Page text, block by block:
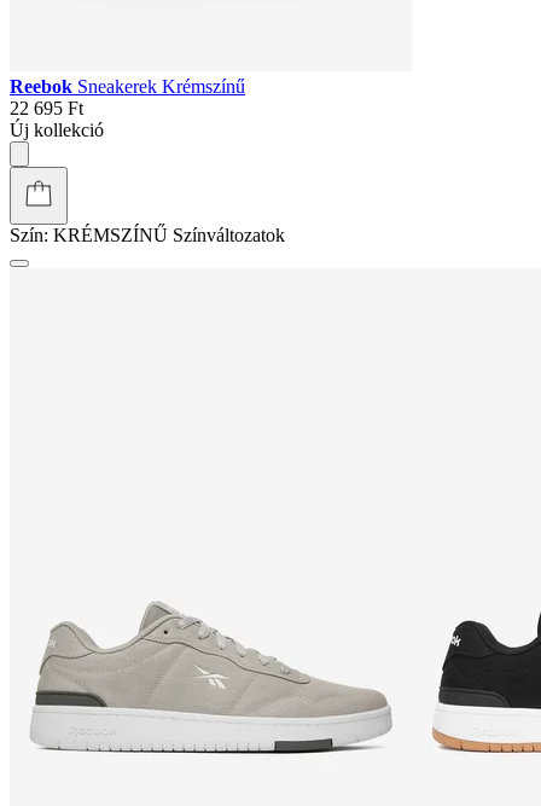
Reebok Sneakerek Krémszínű
22 695 Ft
Új kollekció
Szín: KRÉMSZÍNŰ Színváltozatok